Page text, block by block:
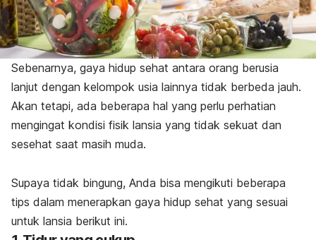
Sebenarnya, gaya hidup sehat antara orang berusia
lanjut dengan kelompok usia lainnya tidak berbeda jauh.
Akan tetapi, ada beberapa hal yang perlu perhatian
mengingat kondisi fisik lansia yang tidak sekuat dan
sesehat saat masih muda.
Supaya tidak bingung, Anda bisa mengikuti beberapa
tips dalam menerapkan gaya hidup sehat yang sesuai
untuk lansia berikut ini.